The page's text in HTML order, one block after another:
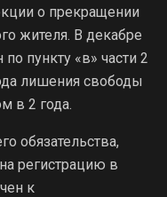
о прекращении
жителя. В декабре
пункту «в» части 2
лишения свободы
в 2 года.
обязательства,
регистрацию в
к